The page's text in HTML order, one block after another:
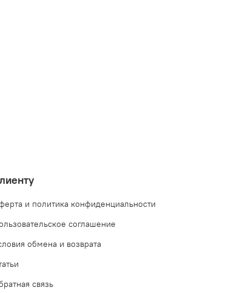
и политика конфиденциальности
соглашение
обмена и возврата
связь